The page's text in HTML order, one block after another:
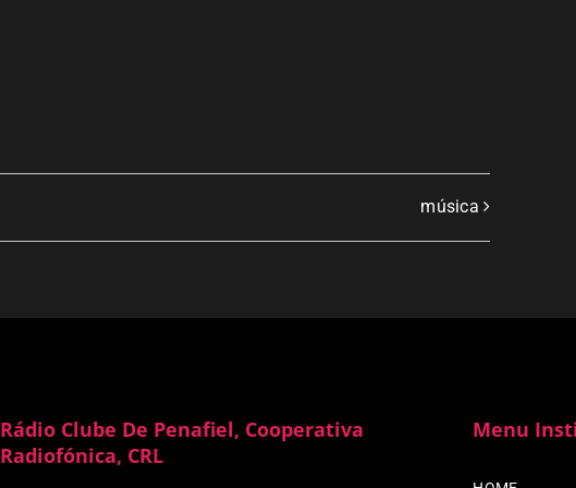
música
Rádio Clube De Penafiel, Cooperativa
Radiofónica, CRL
Menu